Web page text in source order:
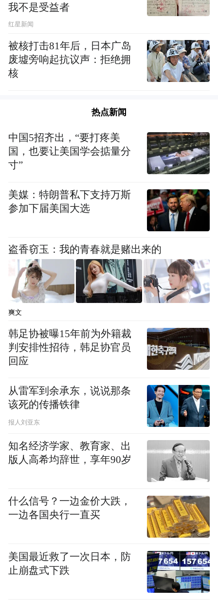
疫情就是命令，防控就是责任！湖北省佛协
和信众的积极响应。全省佛教界迅速行动起
来，严格按照上级要求停止开放，停止所有
的聚集性活动，各级佛协落实值班制度，汇
四祖寺、五祖寺，当阳玉泉寺等省内佛教活
动场所纷纷发布公告，暂停所有聚集性活
山门虽然暂时关闭，但佛弟子们慈悲济世的
离苦”。危难当头，无数的佛弟子挺身而出，
加入抗击疫情的浩荡大军。他们积极捐款捐
了佛教界爱国爱教、扶危济困的优良传统，
体现出佛弟子的责任担当！
我不是受益者
红星新闻
被核打击81年后，日本广岛
废墟旁响起抗议声：拒绝拥
核
热点新闻
中国5招齐出，“要打疼美
国，也要让美国学会掂量分
寸”
美媒：特朗普私下支持万斯
参加下届美国大选
盗香窃玉：我的青春就是赌出来的
爽文
韩足协被曝15年前为外籍裁
判安排性招待，韩足协官员
回应
从雷军到余承东，说说那条
该死的传播铁律
报人刘亚东
知名经济学家、教育家、出
版人高希均辞世，享年90岁
什么信号？一边金价大跌，
一边各国央行一直买
美国最近救了一次日本，防
止崩盘式下跌